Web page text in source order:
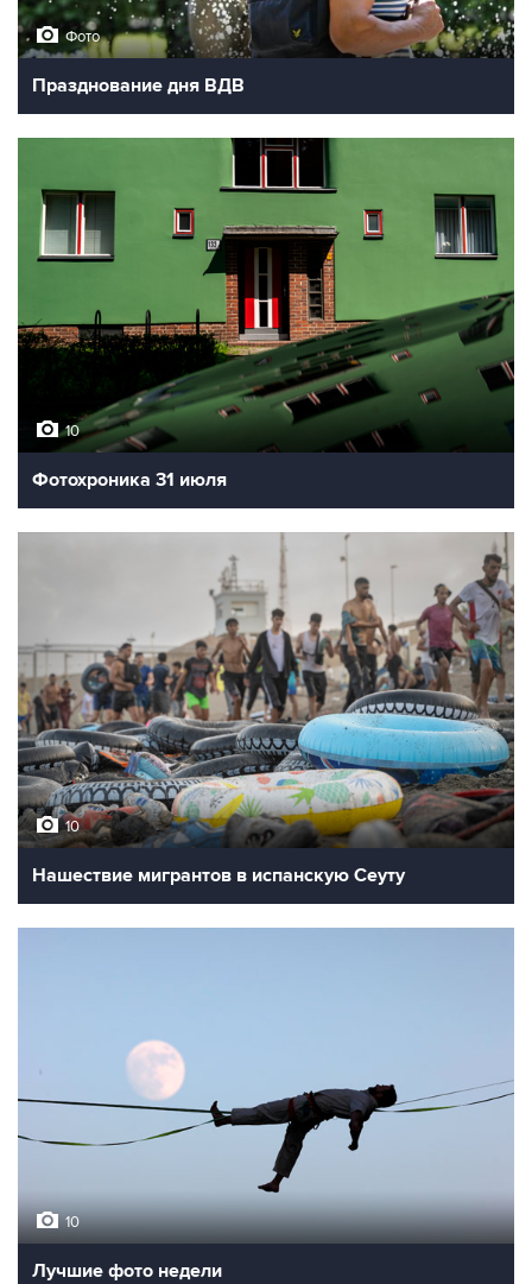
Фото
Празднование дня ВДВ
10
Фотохроника 31 июля
10
Нашествие мигрантов в испанскую Сеуту
10
Лучшие фото недели